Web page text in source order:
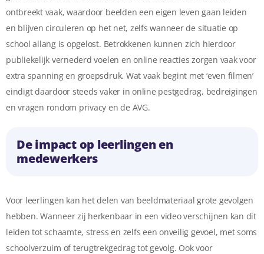
ontbreekt vaak, waardoor beelden een eigen leven gaan leiden
en blijven circuleren op het net, zelfs wanneer de situatie op
school allang is opgelost. Betrokkenen kunnen zich hierdoor
publiekelijk vernederd voelen en online reacties zorgen vaak voor
extra spanning en groepsdruk. Wat vaak begint met ‘even filmen’
eindigt daardoor steeds vaker in online pestgedrag, bedreigingen
en vragen rondom privacy en de AVG.
De impact op leerlingen en
medewerkers
Voor leerlingen kan het delen van beeldmateriaal grote gevolgen
hebben. Wanneer zij herkenbaar in een video verschijnen kan dit
leiden tot schaamte, stress en zelfs een onveilig gevoel, met soms
schoolverzuim of terugtrekgedrag tot gevolg. Ook voor